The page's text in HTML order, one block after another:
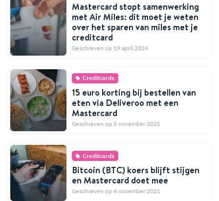
Mastercard stopt samenwerking
met Air Miles: dit moet je weten
over het sparen van miles met je
creditcard
Geschreven op 19 april 2024
Creditcards
15 euro korting bij bestellen van
eten via Deliveroo met een
Mastercard
Geschreven op 5 november 2021
Creditcards
Bitcoin (BTC) koers blijft stijgen
en Mastercard doet mee
Geschreven op 4 november 2021